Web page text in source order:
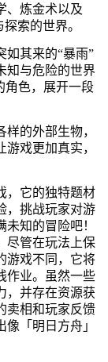
、炼金术以及
索的世界。
如其来的“暴雨”
知与危险的世界
角色，展开一段
的外部生物，
戏更加真实，
，它的独特题材
，挑战玩家对游
知的冒险吧！
尽管在玩法上保
游戏不同，它将
作业。虽然一些
，并存在资源获
卖相和玩家反馈
「明日方舟」